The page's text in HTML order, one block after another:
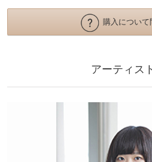
購入について
アーティス